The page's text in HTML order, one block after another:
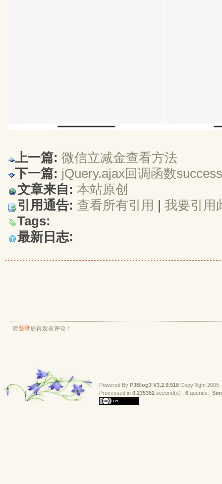
上一篇: 微信立减金查看方法
下一篇: jQuery.ajax回调函数
文章来自: 本站原创
引用通告: 查看所有引用 | 我要引用
Tags:
最新日志:
请登录后再发表评论！
Powered By PJBlog3 V3.2.9.518 CopyRight 2005
Processed in 0.235352 second(s) , 6 queries ,